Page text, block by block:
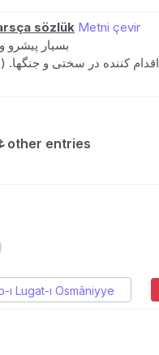
sözlük Metni çevir
[ غَ ] (ع ص) بسیار پیشرو و
اقدام کننده در سختی و جنگها.
Gatûs - غطوس other entries
ı Lugat-ı Osmâniyye